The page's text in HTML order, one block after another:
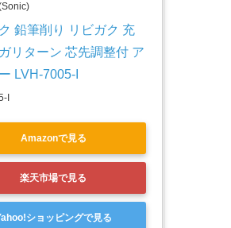
鉛筆削り リビガク 充
リターン 芯先調整付 ア
LVH-7005-I
I
Amazonで見る
楽天市場で見る
ショッピングで見る